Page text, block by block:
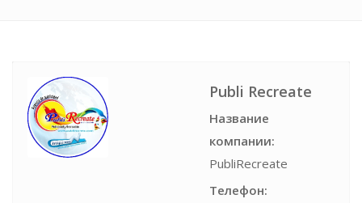
Publi Recreate
Название
компании:
PubliRecreate
Телефон: